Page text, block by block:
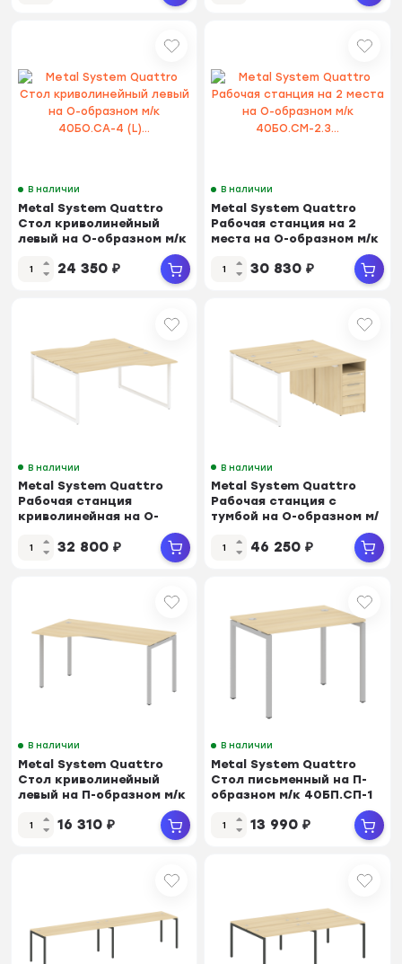
В наличии
Metal System Quattro
Стол криволинейный
левый на О-образном м/к
24 350 ₽
В наличии
Metal System Quattro
Рабочая станция на 2
места на О-образном м/к
30 830 ₽
В наличии
Metal System Quattro
Рабочая станция
криволинейная на О-
образном м/к 40БО.РАС...
32 800 ₽
В наличии
Metal System Quattro
Рабочая станция с
тумбой на О-образном м/
46 250 ₽
В наличии
Metal System Quattro
Стол криволинейный
левый на П-образном м/к
16 310 ₽
В наличии
Metal System Quattro
Стол письменный на П-
образном м/к 40БП.СП-1
13 990 ₽